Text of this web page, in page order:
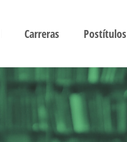
Carreras Postítulos